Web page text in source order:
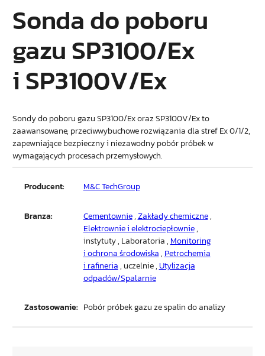
Sonda do poboru
gazu SP3100/Ex
i SP3100V/Ex
Sondy do poboru gazu SP3100/Ex oraz SP3100V/Ex to
zaawansowane, przeciwwybuchowe rozwiązania dla stref Ex 0/1/2,
zapewniające bezpieczny i niezawodny pobór próbek w
wymagających procesach przemysłowych.
Producent: M&C TechGroup
Branza: Cementownie,Zakłady chemiczne,
Elektrownie i elektrociepłownie,
instytuty , Laboratoria , Monitoring
i ochrona środowiska , Petrochemia
i rafineria , uczelnie ,Utylizacja
odpadów/Spalarnie
Zastosowanie: Pobór próbek gazu ze spalin do analizy